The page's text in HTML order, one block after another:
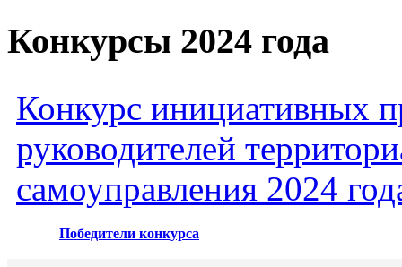
Конкурсы 2024 года
Конкурс инициативных
руководителей
самоуправления 2024
Победители конкурса